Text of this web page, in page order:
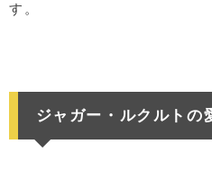
す。
ジャガー・ルクルトの